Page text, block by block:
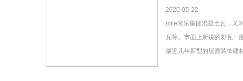
2020-05-22
mile米乐集团混凝土瓦，又
瓦等。市面上所说的彩瓦一
最近几年新型的屋面装饰建